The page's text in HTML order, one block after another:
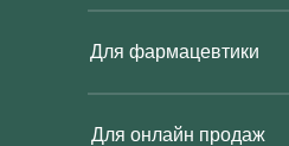
Для фармацевтики
Для онлайн продаж